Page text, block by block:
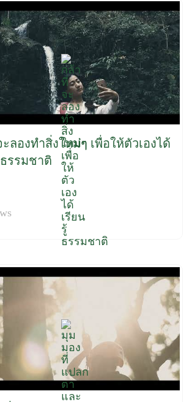
ลองทำสิ่งใหม่ๆ เพื่อให้ตัวเองได้
รรมชาติ